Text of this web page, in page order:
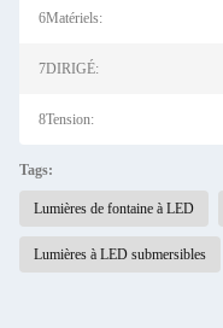
6Matériels:
7DIRIGÉ:
8Tension:
Tags:
Lumières de fontaine à LED
Lumières à LED submersibles